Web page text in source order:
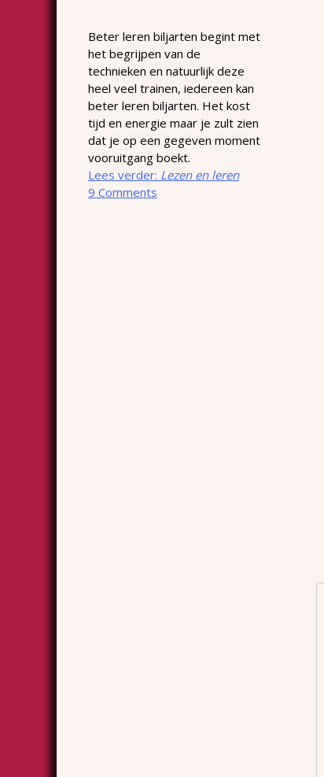
Beter leren biljarten begint met
het begrijpen van de
technieken en natuurlijk deze
heel veel trainen, iedereen kan
beter leren biljarten. Het kost
tijd en energie maar je zult zien
dat je op een gegeven moment
vooruitgang boekt.
Lees verder: Lezen en leren
9 Comments